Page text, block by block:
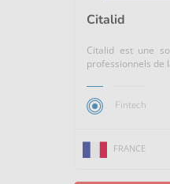
Citalid
Citalid est une
professionnels de
Fintech
FRANCE